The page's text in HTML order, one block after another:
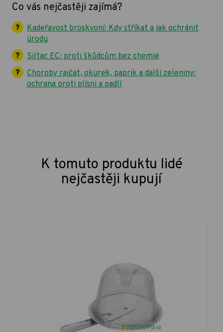
Co vás nejčastěji zajímá?
Kadeřavost broskvoní: Kdy stříkat a jak ochránit
úrodu
Siltac EC: proti škůdcům bez chemie
Choroby rajčat, okurek, paprik a další zeleniny:
ochrana proti plísni a padlí
K tomuto produktu lidé
nejčastěji kupují